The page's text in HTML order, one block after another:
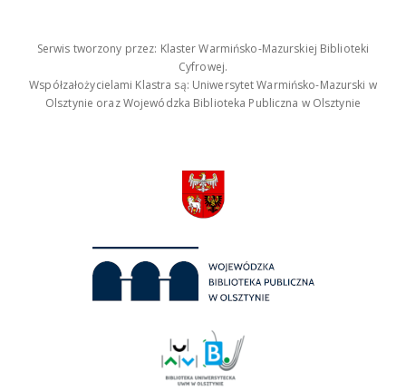
Serwis tworzony przez: Klaster Warmińsko-Mazurskiej Biblioteki
Cyfrowej.
Współzałożycielami Klastra są: Uniwersytet Warmińsko-Mazurski w
Olsztynie oraz Wojewódzka Biblioteka Publiczna w Olsztynie